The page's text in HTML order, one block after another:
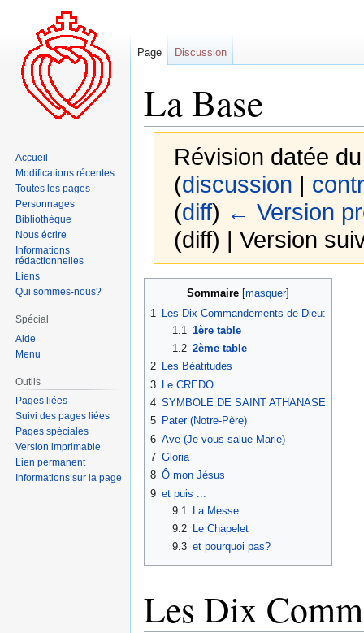
La Base
Révision datée
(discussion |
(diff) ← Version
(diff) | Version
Sommaire
1
Les Dix Commandements de Dieu:
1.1 1ère table
1.2 2ème table
2 Les Béatitudes
3 Le CREDO
4 SYMBOLE DE SAINT ATHANASE
5 Pater (Notre-Père)
6 Ave (Je vous salue Marie)
7 Gloria
8 Ô mon Jésus
9 et puis ...
9.1
La Messe
9.2
Le Chapelet
9.3 et pourquoi pas?
Les Dix
Page Discussion
Accueil
Modifications récentes
Toutes les pages
Personnages
Bibliothèque
Nous écrire
Informations
rédactionnelles
Liens
Qui sommes-nous?
Spécial
Aide
Menu
Outils
Pages liées
Suivi des pages liées
Pages spéciales
Version imprimable
Lien permanent
Informations sur la page